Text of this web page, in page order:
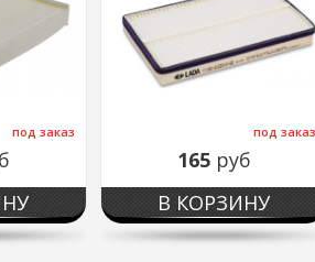
под заказ под заказ
165 руб
В КОРЗИНУ